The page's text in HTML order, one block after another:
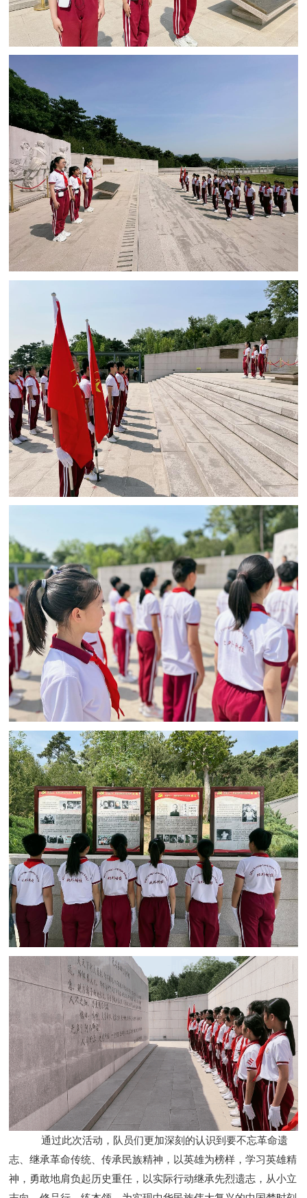
通过此次活动，队员们更加深刻的认识到要不忘革命遗
志、继承革命传统、传承民族精神，以英雄为榜样，学习英雄精
神，勇敢地肩负起历史重任，以实际行动继承先烈遗志，从小立